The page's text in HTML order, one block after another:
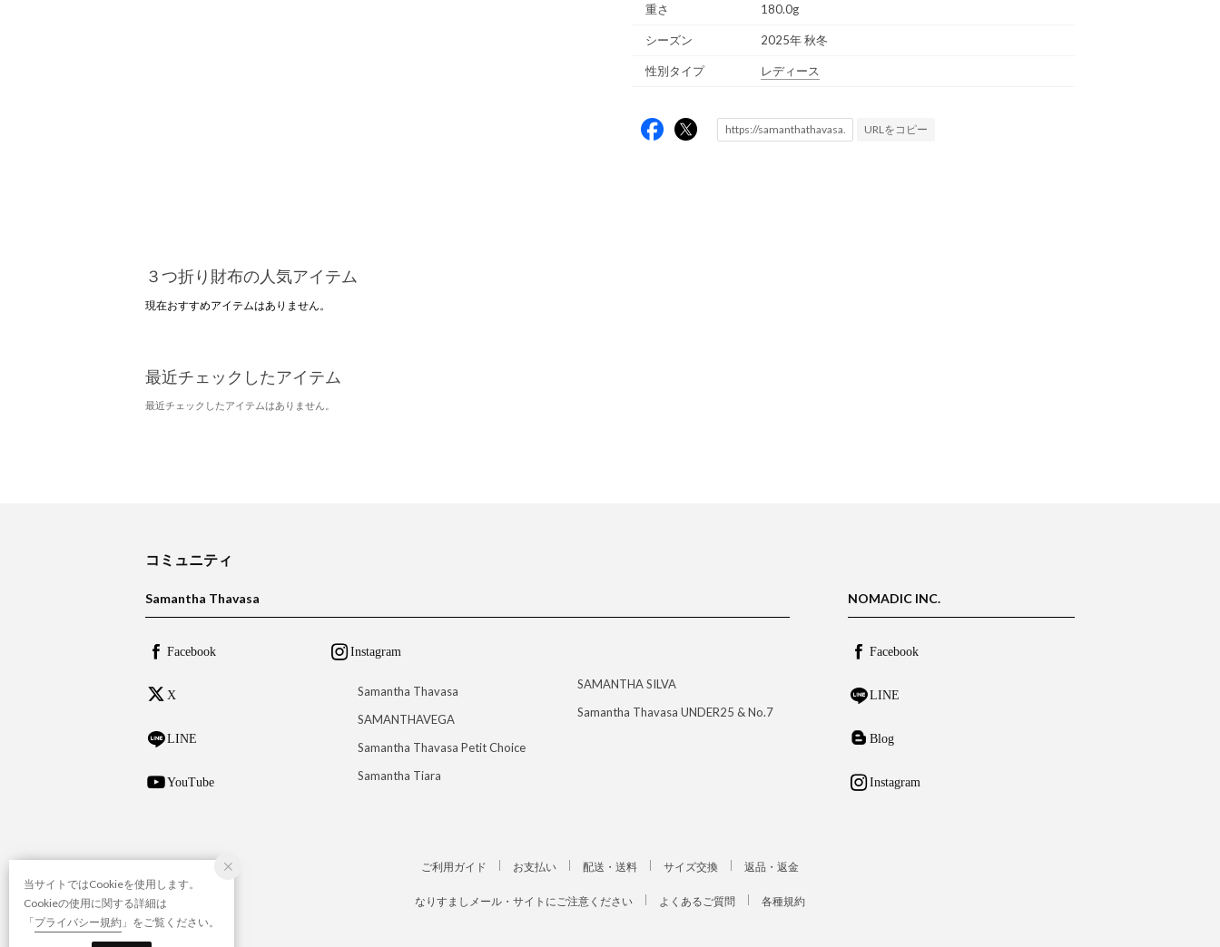
重さ 180.0g
シーズン 2025年 秋冬
性別タイプ レディース
URLをコピー
３つ折り財布の人気アイテム
現在おすすめアイテムはありません。
最近チェックしたアイテム
最近チェックしたアイテムはありません。
コミュニティ
Samantha Thavasa
Facebook
X
LINE
YouTube
Instagram
Samantha Thavasa
SAMANTHAVEGA
Samantha Thavasa Petit Choice
Samantha Tiara
SAMANTHA SILVA
Samantha Thavasa UNDER25 & No.7
NOMADIC INC.
Facebook
LINE
Blog
Instagram
ご利用ガイド お支払い 配送・送料 サイズ交換 返品・返金
なりすましメール・サイトにご注意ください よくあるご質問 各種規約
当サイトではCookieを使用します。
Cookieの使用に関する詳細は
「プライバシー規約 」をご覧ください。